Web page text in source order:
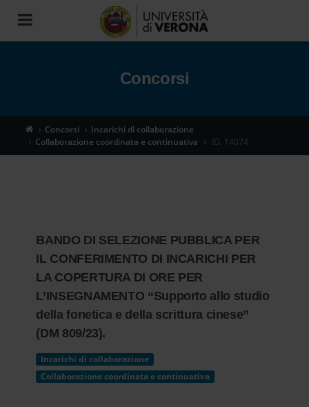
Toggle
navigation
Concorsi
Concorsi
Incarichi di collaborazione
Collaborazione coordinata e continuativa
ID. 14074
BANDO DI SELEZIONE PUBBLICA PER
IL CONFERIMENTO DI INCARICHI PER
LA COPERTURA DI ORE PER
L’INSEGNAMENTO “Supporto allo studio
della fonetica e della scrittura cinese”
(DM 809/23).
Incarichi di collaborazione
Collaborazione coordinata e continuativa